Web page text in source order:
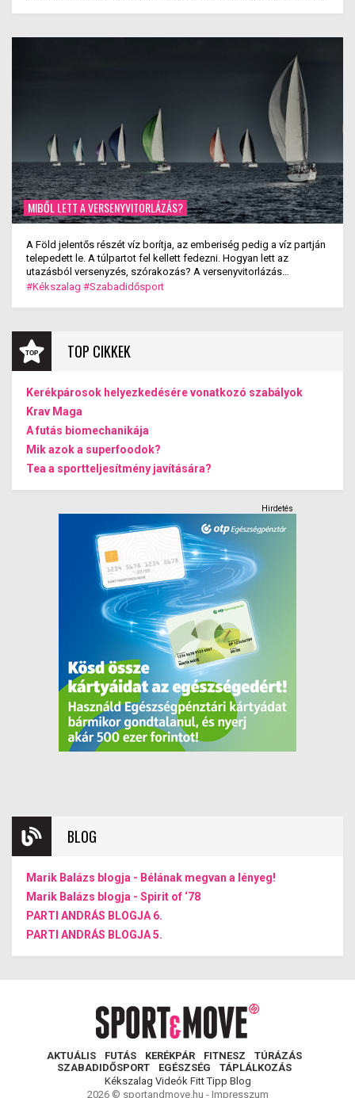
MIBŐL LETT A VERSENYVITORLÁZÁS?
A Föld jelentős részét víz borítja, az emberiség pedig a víz partján
telepedett le. A túlpartot fel kellett fedezni. Hogyan lett az
utazásból versenyzés, szórakozás? A versenyvitorlázás
kialakulása.
#Kékszalag #Szabadidősport
TOP CIKKEK
Kerékpárosok helyezkedésére vonatkozó szabályok
Krav Maga
A futás biomechanikája
Mik azok a superfoodok?
Tea a sportteljesítmény javítására?
Hirdetés
BLOG
Marik Balázs blogja - Bélának megvan a lényeg!
Marik Balázs blogja - Spirit of ‘78
PARTI ANDRÁS BLOGJA 6.
PARTI ANDRÁS BLOGJA 5.
AKTUÁLIS FUTÁS KERÉKPÁR FITNESZ
TÚRÁZÁS
SZABADIDŐSPORT
EGÉSZSÉG
TÁPLÁLKOZÁS
Kékszalag Videók Fitt Tipp Blog
2026 © sportandmove.hu - Impresszum